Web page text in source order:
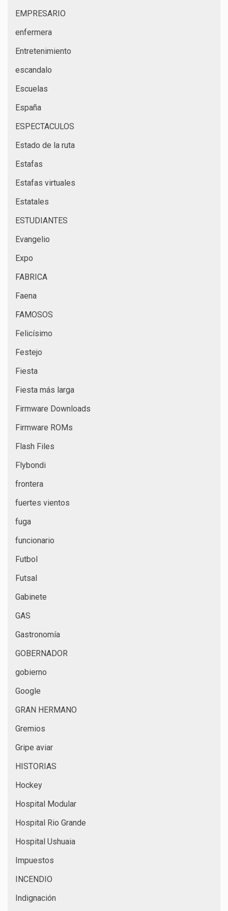
EMPRESARIO
enfermera
Entretenimiento
escandalo
Escuelas
España
ESPECTACULOS
Estado de la ruta
Estafas
Estafas virtuales
Estatales
ESTUDIANTES
Evangelio
Expo
FABRICA
Faena
FAMOSOS
Felicísimo
Festejo
Fiesta
Fiesta más larga
Firmware Downloads
Firmware ROMs
Flash Files
Flybondi
frontera
fuertes vientos
fuga
funcionario
Futbol
Futsal
Gabinete
GAS
Gastronomía
GOBERNADOR
gobierno
Google
GRAN HERMANO
Gremios
Gripe aviar
HISTORIAS
Hockey
Hospital Modular
Hospital Rio Grande
Hospital Ushuaia
Impuestos
INCENDIO
Indignación